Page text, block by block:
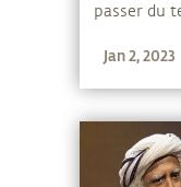
passer du
arbres, de
Jan 2, 2023